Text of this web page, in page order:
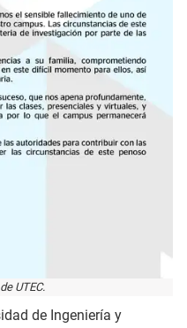
UTEC.
de Ingeniería y